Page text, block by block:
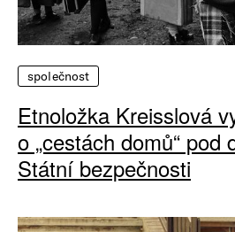
společnost
Etnoložka Kreisslová
o „cestách domů“ pod
Státní bezpečnosti